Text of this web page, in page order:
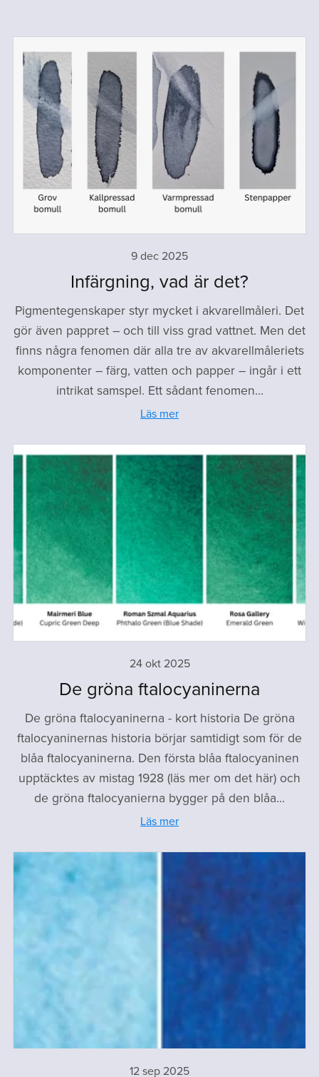
9 dec 2025
Infärgning, vad är det?
Pigmentegenskaper styr mycket i akvarellmåleri. Det
gör även pappret – och till viss grad vattnet. Men det
finns några fenomen där alla tre av akvarellmåleriets
komponenter – färg, vatten och papper – ingår i ett
intrikat samspel. Ett sådant fenomen...
Läs mer
24 okt 2025
De gröna ftalocyaninerna
De gröna ftalocyaninerna - kort historia De gröna
ftalocyaninernas historia börjar samtidigt som för de
blåa ftalocyaninerna. Den första blåa ftalocyaninen
upptäcktes av mistag 1928 (läs mer om det här) och
de gröna ftalocyanierna bygger på den blåa...
Läs mer
12 sep 2025